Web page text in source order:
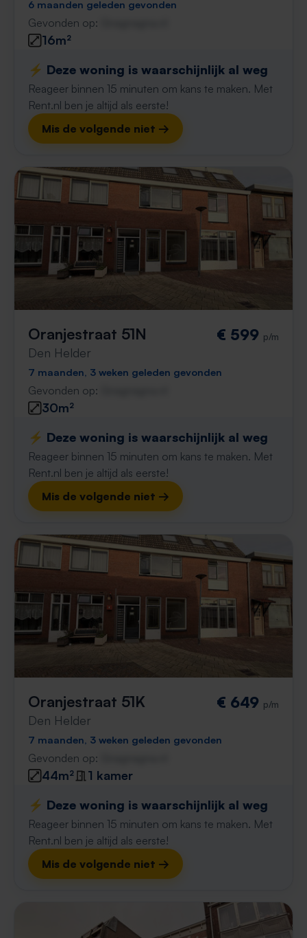
6 maanden geleden gevonden
Gevonden op:
16m²
⚡️ Deze woning is waarschijnlijk al weg
Reageer binnen 15 minuten om kans te maken. Met
Rent.nl ben je altijd als eerste!
Mis de volgende niet →
Oranjestraat 51N
Den Helder
€ 599 p/m
7 maanden, 3 weken geleden gevonden
Gevonden op:
30m²
⚡️ Deze woning is waarschijnlijk al weg
Reageer binnen 15 minuten om kans te maken. Met
Rent.nl ben je altijd als eerste!
Mis de volgende niet →
Oranjestraat 51K
Den Helder
€ 649 p/m
7 maanden, 3 weken geleden gevonden
Gevonden op:
44m²
1 kamer
⚡️ Deze woning is waarschijnlijk al weg
Reageer binnen 15 minuten om kans te maken. Met
Rent.nl ben je altijd als eerste!
Mis de volgende niet →